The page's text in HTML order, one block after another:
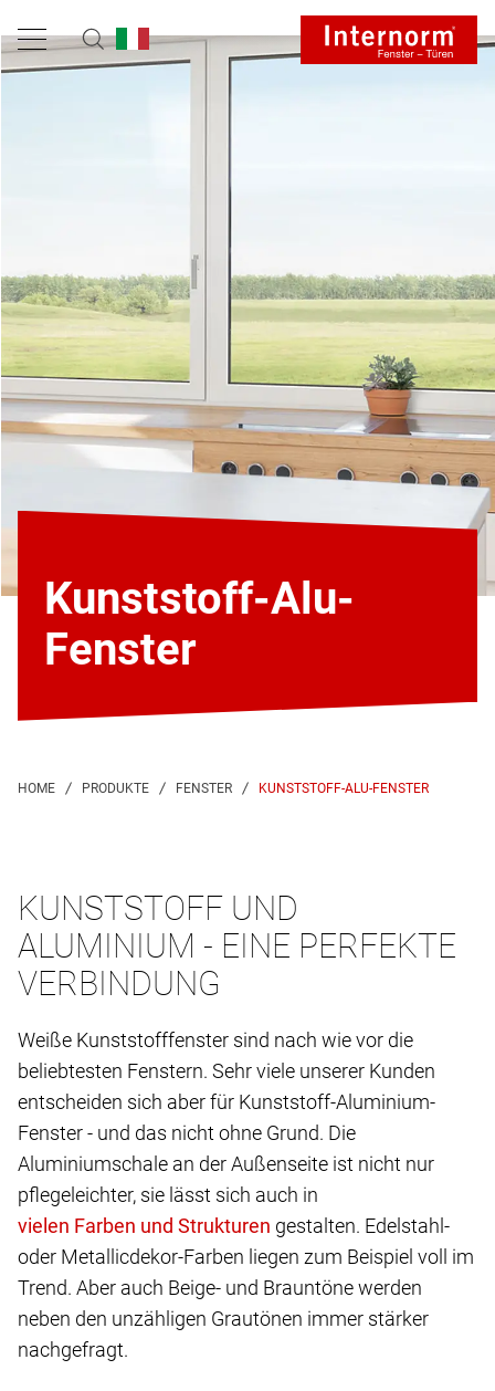
Kunststoff-Alu-
Fenster
KUNSTSTOFF-ALU-FENSTER
KUNSTSTOFF UND
ALUMINIUM - EINE PERFEKTE
VERBINDUNG
Weiße Kunststofffenster sind nach wie vor die
beliebtesten Fenstern. Sehr viele unserer Kunden
entscheiden sich aber für Kunststoff-Aluminium-
Fenster - und das nicht ohne Grund. Die
Aluminiumschale an der Außenseite ist nicht nur
pflegeleichter, sie lässt sich auch in
gestalten. Edelstahl-
oder Metallicdekor-Farben liegen zum Beispiel voll im
Trend. Aber auch Beige- und Brauntöne werden
neben den unzähligen Grautönen immer stärker
nachgefragt.